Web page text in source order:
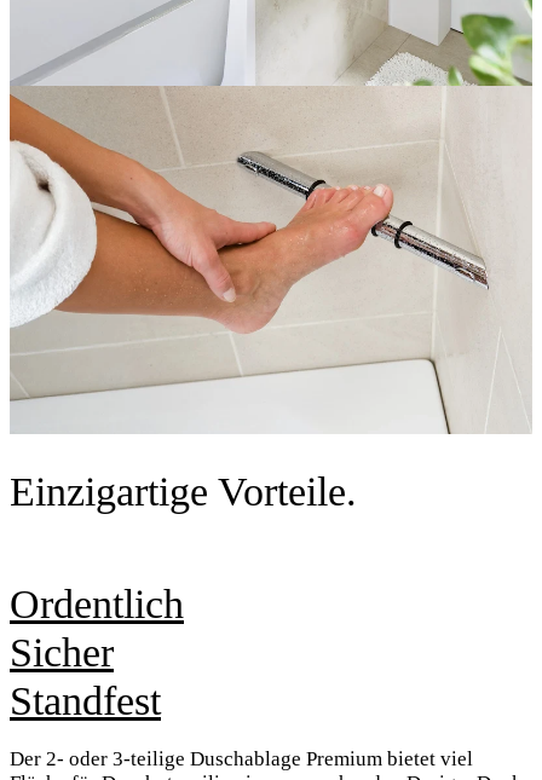
Einzigartige Vorteile.
Ordentlich
Der 2- oder 3-teilige Duschablage Premium bietet viel
Sicher
Standfest